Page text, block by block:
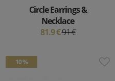
Circle Earrings &
Necklace
81.9 €91 €
10 %